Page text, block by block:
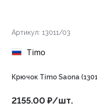
Артикул: 13011/03
Timo
Крючок Timo Saona
2155.00 ₽/шт.